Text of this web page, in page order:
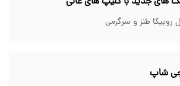
روبیکا طنز و سرگرمی
شاپ